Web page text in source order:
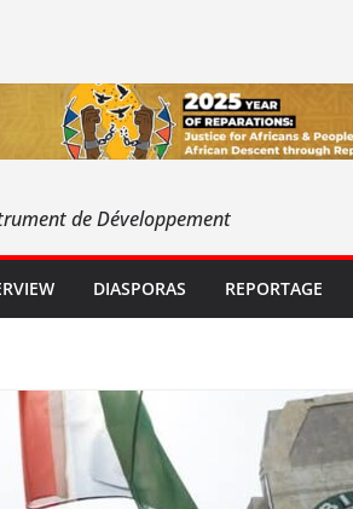
de Développement
DIASPORAS REPORTAGE